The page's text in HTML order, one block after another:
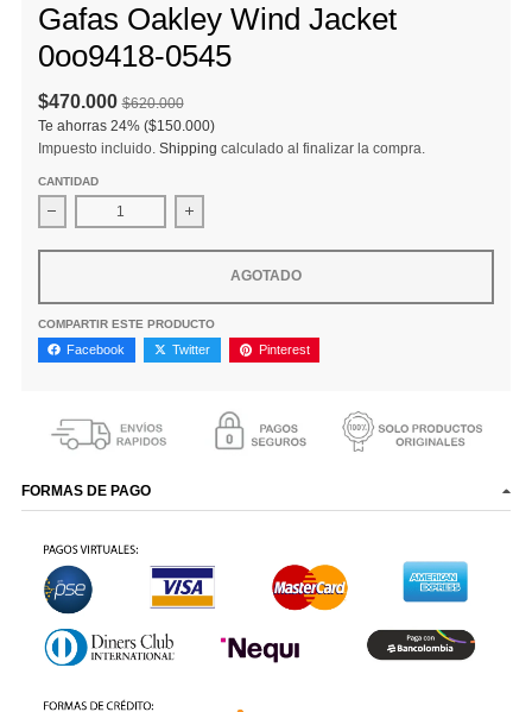
Gafas Oakley Wind Jacket
0oo9418-0545
$470.000$620.000
Te ahorras 24% ($150.000)
Impuesto incluido. Shipping calculado al finalizar la compra.
CANTIDAD
Disminuir cantidad para Gafas Oakley Wind Jacket 0oo9418-
Aumentar la cantidad para Gafas Oakley
AGOTADO
COMPARTIR ESTE PRODUCTO
Facebook Twitter Pinterest
FORMAS DE PAGO